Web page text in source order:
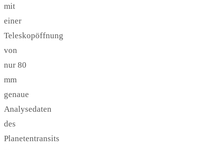
mit
einer
Teleskopöffnung
von
nur 80
mm
genaue
Analysedaten
des
Planetentransits